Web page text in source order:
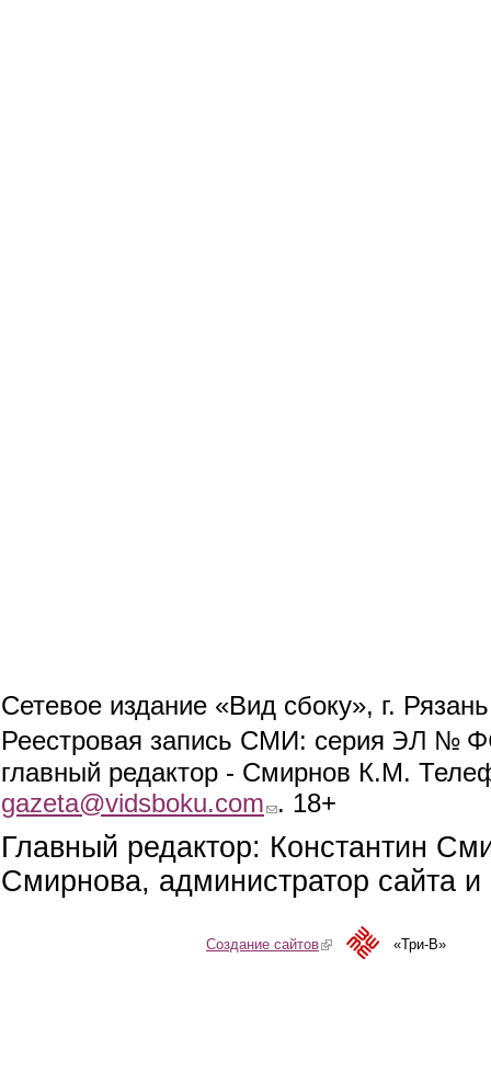
Сетевое издание «Вид сбоку», г.
Реестровая запись СМИ: серия ЭЛ №
главный редактор - Смирнов К.М.
gazeta@vidsboku.com (link sends e-mail)
. 18+
Главный редактор: Константин
Смирнова, администратор сайта
Создание сайтов(link is external)«Три-В»